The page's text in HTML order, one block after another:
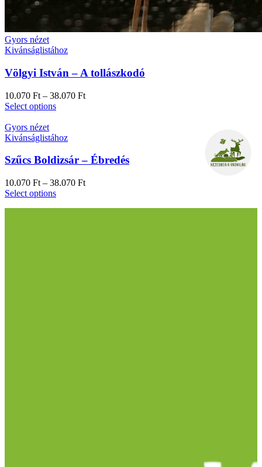
Gyors nézet
Kivánságlistához
Völgyi István – A tollászkodó
10.070 Ft – 38.070 Ft
Select options
Gyors nézet
Kivánságlistához
Szűcs Boldizsár – Ébredés
10.070 Ft – 38.070 Ft
Select options